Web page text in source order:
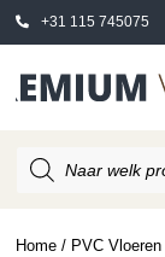
+31 115 745075
zoeken
Home / PVC Vloeren